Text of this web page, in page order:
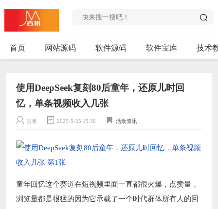
首页 网站源码 软件源码 软件宝库 技术
使用DeepSeek复刻80后童年，还原儿时回
忆，单条视频收入几张
吉米 2025-5-25 15:30 活动资讯
童年回忆这个赛道在短视频里面一直都很火爆，点赞量，
浏览量都是很猛的因为它承载了一个时代群体所有人的回